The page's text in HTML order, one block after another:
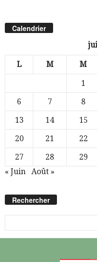
Calendrier
L M M
1
6
7 8
13
14 15
20
21 22
27
28 29
« Juin
Août »
Rechercher